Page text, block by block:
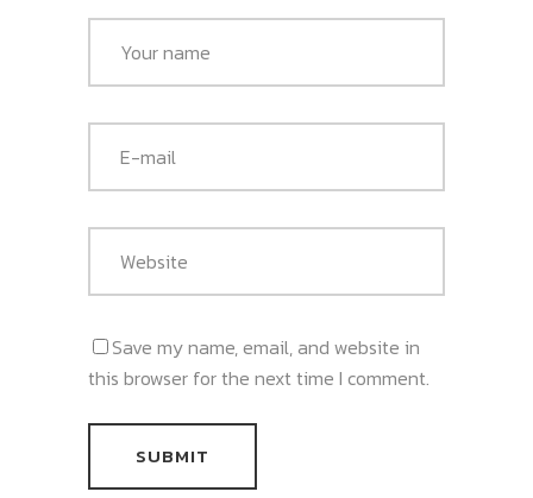
Save my name, email, and website in
this browser for the next time I comment.